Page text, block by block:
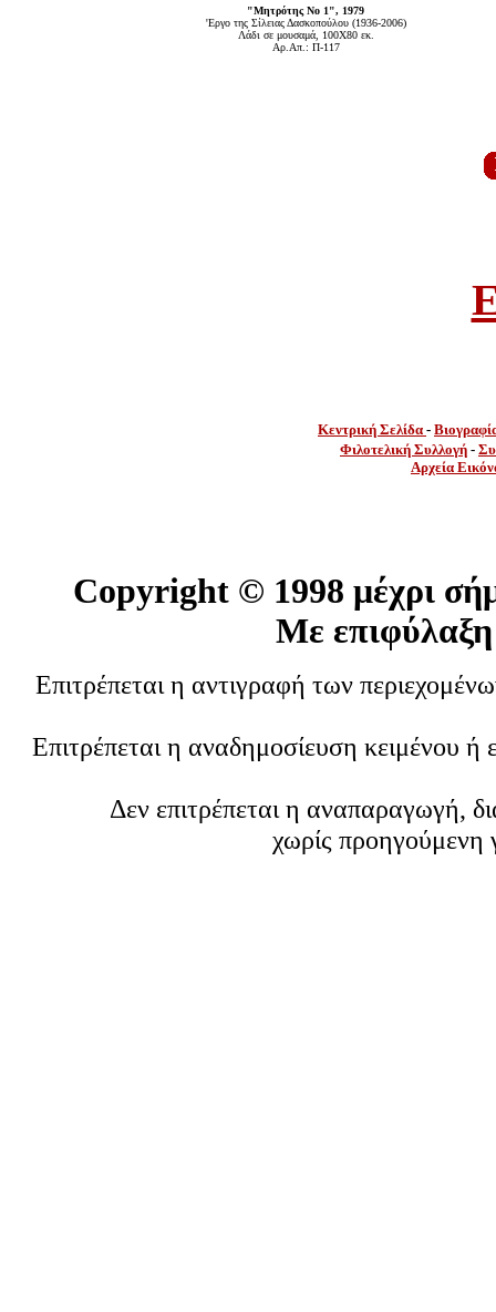
"Μητρότης Νο 1", 1979
'Εργο της Σίλειας Δασκοπούλου (1936-2006)
Λάδι σε μουσαμά, 100Χ80 εκ.
Αρ.Απ.: Π-117
Κεντρική Σελίδα -
Φιλοτελική Συλλογή -
Αρχεία
Copyright © 1998 μέχρι
Με επιφύλαξη
Επιτρέπεται η αντιγραφή των
Επιτρέπεται η αναδημοσίευση κειμένου
Δεν επιτρέπεται η αναπαραγωγή,
χωρίς προηγούμενη